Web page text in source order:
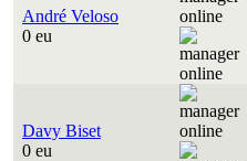
André Veloso
0 eu
Davy Biset
0 eu